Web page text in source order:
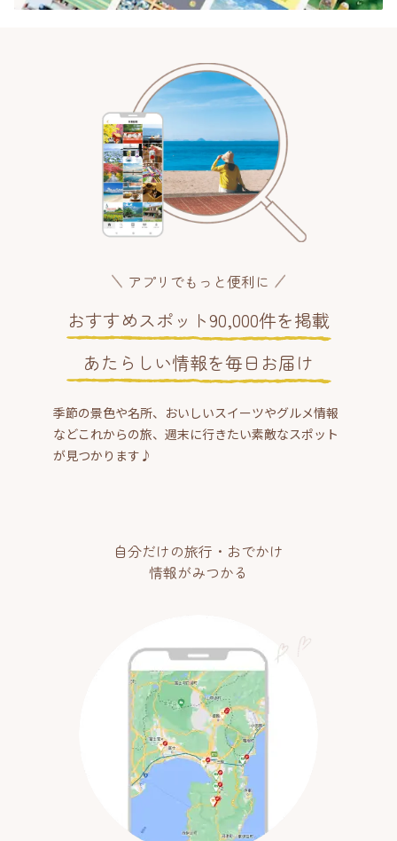
アプリでもっと便利に
おすすめスポット90,000件を掲載
あたらしい情報を毎日お届け
季節の景色や名所、おいしいスイーツやグルメ情報
などこれからの旅、週末に行きたい素敵なスポット
が見つかります♪
自分だけの旅行・おでかけ
情報がみつかる